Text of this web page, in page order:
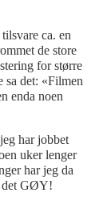
ca. en
de store
for større
sa det: «Filmen
enda noen
har jobbet
uker lenger
har jeg da
det GØY!